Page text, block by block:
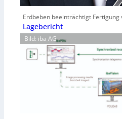
Erdbeben beeinträchtigt Fertigung
Lagebericht
Bild: iba AG